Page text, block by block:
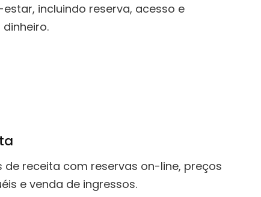
incluindo reserva, acesso e
de receita com reservas on-line, preços
e venda de ingressos.